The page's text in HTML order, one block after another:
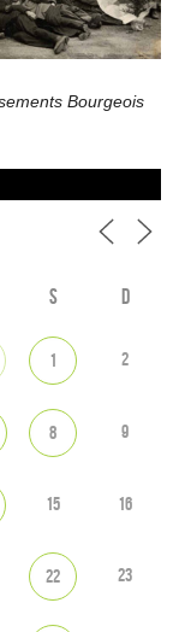
Bourgeois
S D
1 2
8 9
15 16
22 23